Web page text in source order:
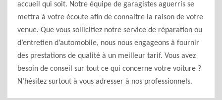
accueil qui soit. Notre équipe de garagistes aguerris se
mettra à votre écoute afin de connaitre la raison de votre
venue. Que vous sollicitiez notre service de réparation ou
d’entretien d’automobile, nous nous engageons à fournir
des prestations de qualité à un meilleur tarif. Vous avez
besoin de conseil sur tout ce qui concerne votre voiture ?
N’hésitez surtout à vous adresser à nos professionnels.